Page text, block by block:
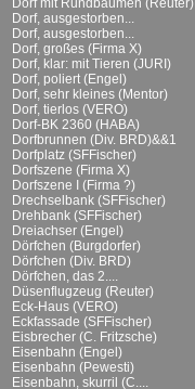
Dorf mit Rundbäumen (Reuter)
Dorf, ausgestorben...
Dorf, ausgestorben...
Dorf, großes (Firma X)
Dorf, klar: mit Tieren (JURI)
Dorf, poliert (Engel)
Dorf, sehr kleines (Mentor)
Dorf, tierlos (VERO)
Dorf-BK 2360 (HABA)
Dorfbrunnen (Div. BRD)&&1
Dorfplatz (SFFischer)
Dorfszene (Firma X)
Dorfszene I (Firma ?)
Drechselbank (SFFischer)
Drehbank (SFFischer)
Dreiachser (Engel)
Dörfchen (Burgdorfer)
Dörfchen (Div. BRD)
Dörfchen, das 2....
Düsenflugzeug (Reuter)
Eck-Haus (VERO)
Eckfassade (SFFischer)
Eisbrecher (C. Fritzsche)
Eisenbahn (Engel)
Eisenbahn (Pewesti)
Eisenbahn, skurril (C....